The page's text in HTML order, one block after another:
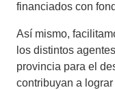
financiados con
Así mismo,
los distintos
provincia para el
contribuyan a